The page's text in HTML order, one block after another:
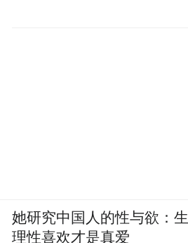
她研究中国人的性与欲：生
理性喜欢才是真爱